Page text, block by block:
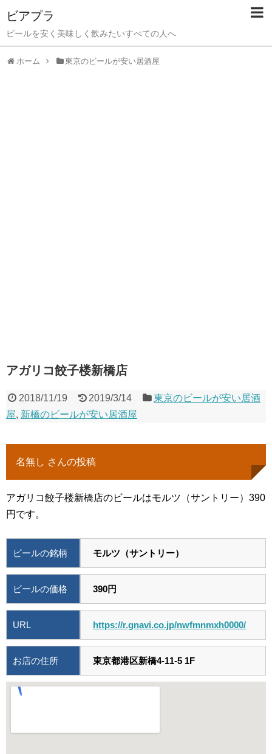
ビアプラ
ビールを安く美味しく飲みたいすべての人へ
ホーム 東京のビールが安い居酒屋
アガリコ餃子楼新橋店
2018/11/19 2019/3/14
東京のビールが安い居酒
屋, 新橋のビールが安い居酒屋
名無し さんの投稿
アガリコ餃子楼新橋店のビールはモルツ（サントリー）390
円です。
ビールの銘柄 モルツ（サントリー）
ビールの価格 390円
URL https://r.gnavi.co.jp/nwfmnmxh0000/
お店の住所 東京都港区新橋4-11-5 1F